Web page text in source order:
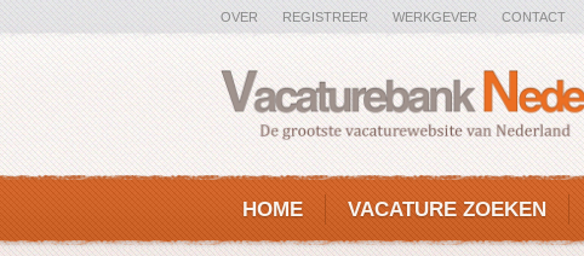
OVER REGISTREER WERKGEVER CONTACT
HOME VACATURE ZOEKEN